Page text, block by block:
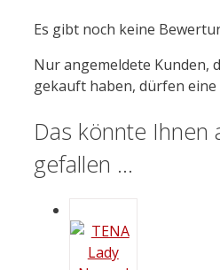
Es gibt noch keine
Nur angemeldete Kunden,
gekauft haben, dürfen
Das könnte Ihnen
gefallen …